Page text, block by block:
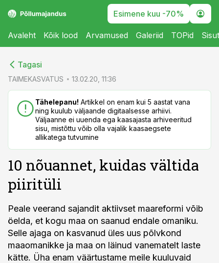
Esimene kuu -70%
Avaleht Kõik lood Arvamused Galeriid TOPid
Tagasi
TAIMEKASVATUS 13.02.20, 11:36
Tähelepanu! Artikkel on enam kui 5 aastat vana
ning kuulub väljaande digitaalsesse arhiivi.
Väljaanne ei uuenda ega kaasajasta arhiveeritud
sisu, mistõttu võib olla vajalik kaasaegsete
allikatega tutvumine
10 nõuannet, kuidas vältida
piiritüli
Peale veerand sajandit aktiivset maareformi võib
öelda, et kogu maa on saanud endale omaniku.
Selle ajaga on kasvanud üles uus põlvkond
maaomanikke ja maa on läinud vanematelt laste
kätte. Üha enam väärtustame meile kuuluvaid